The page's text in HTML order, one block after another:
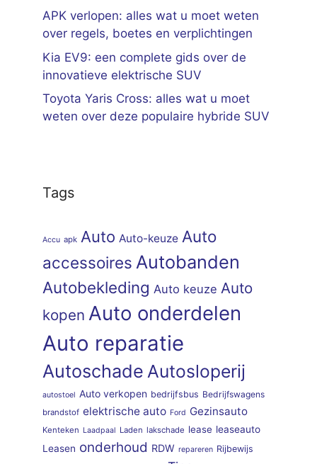
APK verlopen: alles wat u moet weten
over regels, boetes en verplichtingen
Kia EV9: een complete gids over de
innovatieve elektrische SUV
Toyota Yaris Cross: alles wat u moet
weten over deze populaire hybride SUV
Tags
Accu apk Auto Auto-keuze Auto
accessoires Autobanden
Autobekleding Auto keuze Auto
kopen Auto onderdelen
Auto reparatie
Autoschade Autosloperij
autostoel Auto verkopen bedrijfsbus Bedrijfswagens
brandstof elektrische auto Ford Gezinsauto
Kenteken Laadpaal Laden lakschade lease leaseauto
Leasen onderhoud RDW repareren Rijbewijs